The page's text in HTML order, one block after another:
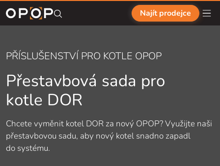
Přejít na hlavní obsah
Najít prodejce
PŘÍSLUŠENSTVÍ PRO KOTLE OPOP
Přestavbová sada pro
kotle DOR
Chcete vyměnit kotel DOR za nový OPOP? Využijte naši
přestavbovou sadu, aby nový kotel snadno zapadl
do systému.